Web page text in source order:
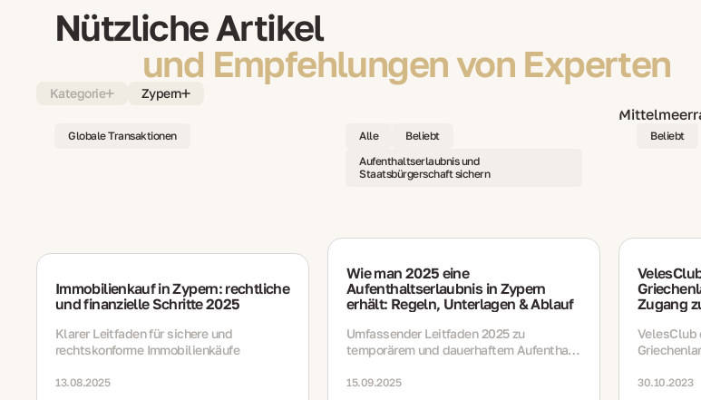
Nützliche Artikel
und Empfehlungen von Experten
Kategorie Zypern
Globale Transaktionen
Immobilienkauf in Zypern: rechtliche
und finanzielle Schritte 2025
Klarer Leitfaden für sichere und
rechtskonforme Immobilienkäufe
13.08.2025
Alle
Beliebt
Aufenthaltserlaubnis und
Staatsbürgerschaft sichern
Wie man 2025 eine
Aufenthaltserlaubnis in Zypern
erhält: Regeln, Unterlagen & Ablauf
Umfassender Leitfaden 2025 zu
temporärem und dauerhaftem Aufenthalt
Digitalnomade, Investition), Unterlagen,
15.09.2025
Beliebt
Zugang
VelesClub
30.10.2023